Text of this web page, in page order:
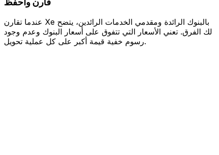
عندما تقارن Xe بالبنوك الرائدة ومقدمي الخدمات الرائدين، يتضح
لك الفرق. تعني الأسعار التي تتفوق على أسعار البنوك وعدم وجود
رسوم خفية قيمة أكبر على كل عملية تحويل.